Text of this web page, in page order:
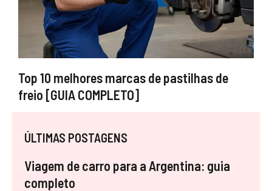
Top 10 melhores marcas de pastilhas de
freio [GUIA COMPLETO]
ÚLTIMAS POSTAGENS
Viagem de carro para a Argentina: guia
completo